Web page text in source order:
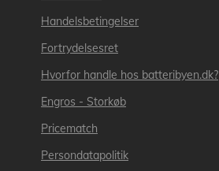
Handelsbetingelser
Fortrydelsesret
Hvorfor handle hos batteribyen.dk?
Engros - Storkøb
Pricematch
Persondatapolitik